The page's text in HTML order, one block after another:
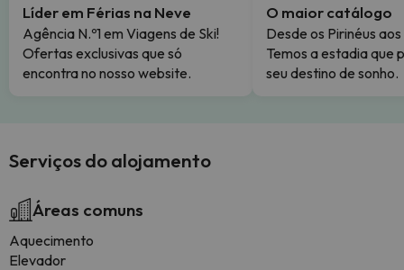
Líder em Férias na Neve
Agência N.º1 em Viagens de Ski!
Ofertas exclusivas que só
encontra no nosso website.
O maior catálogo
Desde os Pirinéus
Temos a estadia que
seu destino de sonho.
Serviços do alojamento
Áreas comuns
Aquecimento
Elevador